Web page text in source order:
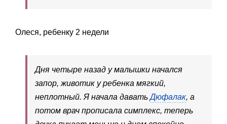
Олеся, ребенку 2 недели
Дня четыре назад у малышки начался
запор, животик у ребенка мягкий,
неплотный. Я начала даватьДюфалак, а
потом врач прописала симплекс, теперь